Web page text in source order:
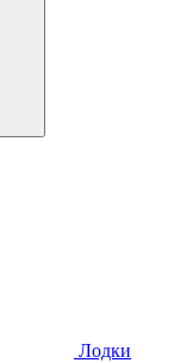
Лодки